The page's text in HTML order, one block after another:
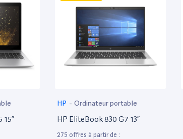
15”
HP - Ordinateur portable
HP EliteBook 830 G7 13”
275 offres à partir de :